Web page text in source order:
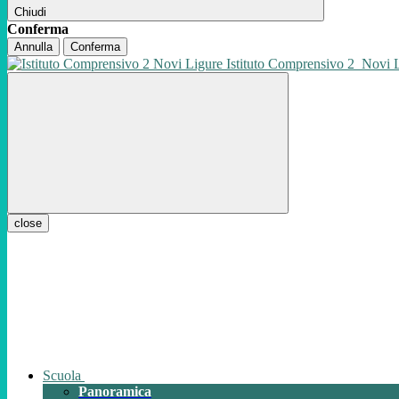
Chiudi
Conferma
Annulla Conferma
Istituto Comprensivo 2 Novi
close
Scuola
Panoramica